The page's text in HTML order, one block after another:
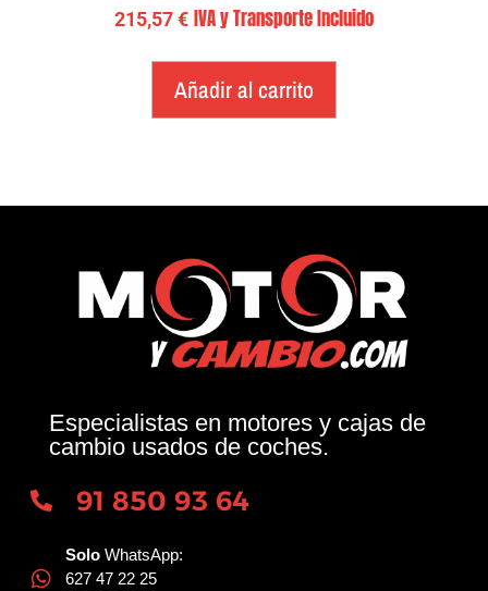
215,57€ IVA y Transporte Incluido
Añadir al carrito
Especialistas en motores y cajas de
cambio usados de coches.
91 850 93 64
Solo WhatsApp:
627 47 22 25